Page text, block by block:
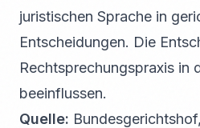
juristischen Sprache in
Entscheidungen. Die
Rechtsprechungspraxis in
beeinflussen.
Quelle: